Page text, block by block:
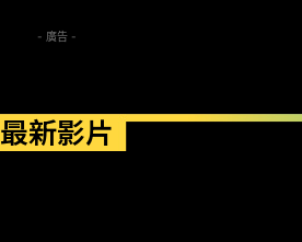
- 廣告 -
最新影片